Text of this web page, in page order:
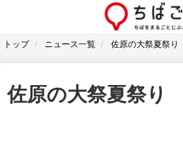
トップ ニュース一覧 佐原の大祭夏祭り
佐原の大祭夏祭り